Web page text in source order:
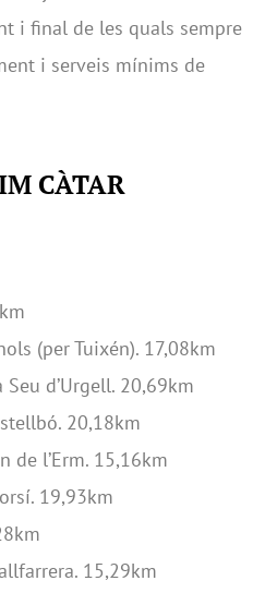
i final de les quals sempre
i serveis mínims de
CÀTAR
(per Tuixén). 17,08km
d’Urgell. 20,69km
20,18km
de l’Erm. 15,16km
19,93km
15,29km